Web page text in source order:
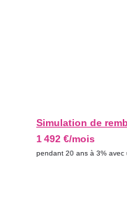
Simulation de
1 492 €/mois
pendant 20 ans à 3% avec